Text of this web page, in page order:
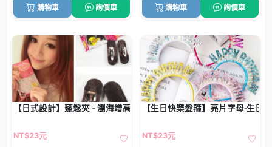
購物車 詢價車 購物車 詢價車
【日式設計】蓬鬆夾 - 瀏海增高神器
NT$23元
【生日快樂髮箍】亮片字母-生日
NT$23元